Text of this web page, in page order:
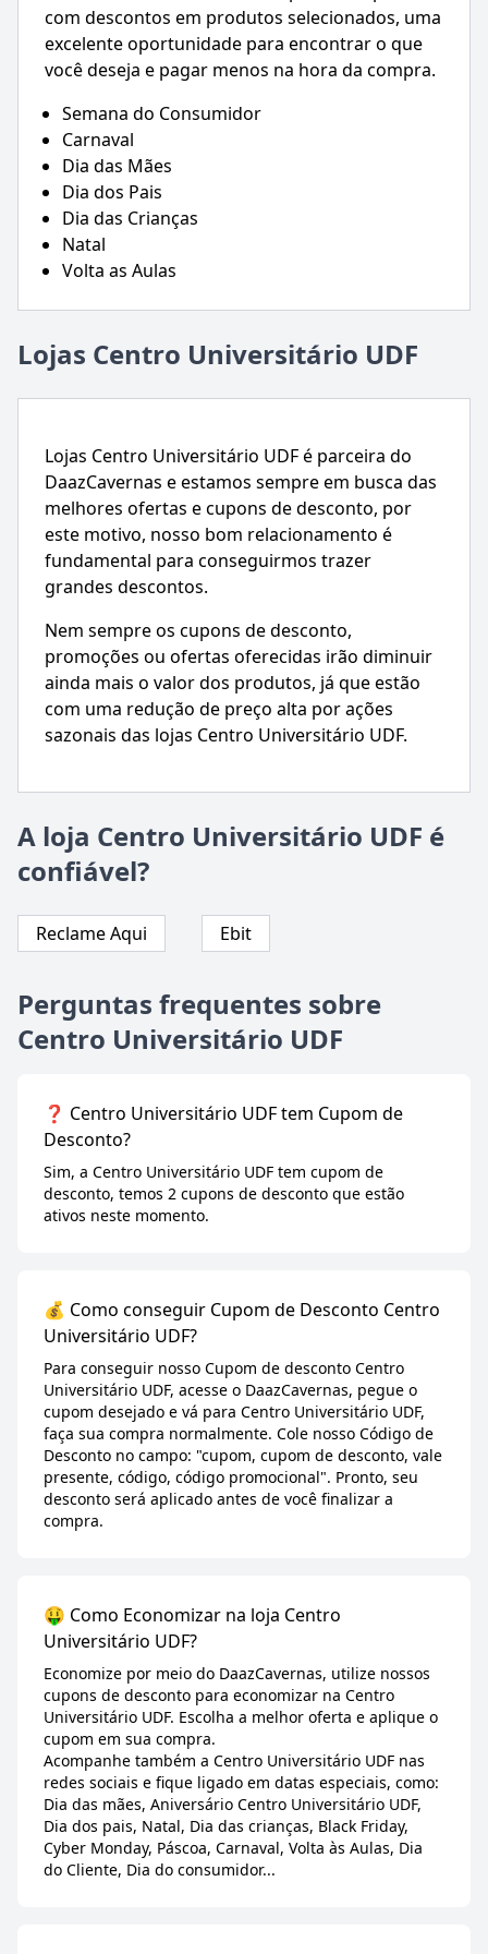
com descontos em produtos selecionados, uma
excelente oportunidade para encontrar o que
você deseja e pagar menos na hora da compra.
Semana do Consumidor
Carnaval
Dia das Mães
Dia dos Pais
Dia das Crianças
Natal
Volta as Aulas
Lojas Centro Universitário UDF
Lojas Centro Universitário UDF é parceira do
DaazCavernas e estamos sempre em busca das
melhores ofertas e cupons de desconto, por
este motivo, nosso bom relacionamento é
fundamental para conseguirmos trazer
grandes descontos.
Nem sempre os cupons de desconto,
promoções ou ofertas oferecidas irão diminuir
ainda mais o valor dos produtos, já que estão
com uma redução de preço alta por ações
sazonais das lojas Centro Universitário UDF.
A loja Centro Universitário UDF é
confiável?
Reclame Aqui Ebit
Perguntas frequentes sobre
Centro Universitário UDF
❓ Centro Universitário UDF tem Cupom de
Desconto?
Sim, a Centro Universitário UDF tem cupom de
desconto, temos 2 cupons de desconto que estão
ativos neste momento.
💰 Como conseguir Cupom de Desconto Centro
Universitário UDF?
Para conseguir nosso Cupom de desconto Centro
Universitário UDF, acesse o DaazCavernas, pegue o
cupom desejado e vá para Centro Universitário UDF,
faça sua compra normalmente. Cole nosso Código de
Desconto no campo: "cupom, cupom de desconto, vale
presente, código, código promocional". Pronto, seu
desconto será aplicado antes de você finalizar a
compra.
🤑 Como Economizar na loja Centro
Universitário UDF?
Economize por meio do DaazCavernas, utilize nossos
cupons de desconto para economizar na Centro
Universitário UDF. Escolha a melhor oferta e aplique o
cupom em sua compra.
Acompanhe também a Centro Universitário UDF nas
redes sociais e fique ligado em datas especiais, como:
Dia das mães, Aniversário Centro Universitário UDF,
Dia dos pais, Natal, Dia das crianças, Black Friday,
Cyber Monday, Páscoa, Carnaval, Volta às Aulas, Dia
do Cliente, Dia do consumidor...